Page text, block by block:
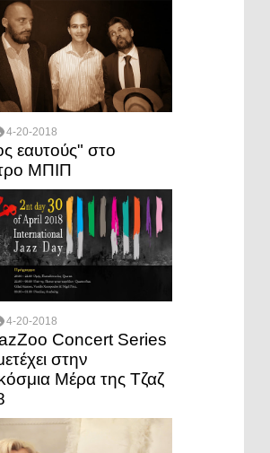
4-20-2018
εαυτούς" στο
ΜΠΙΠ
4-20-2018
Concert Series
στην
Μέρα της Τζαζ